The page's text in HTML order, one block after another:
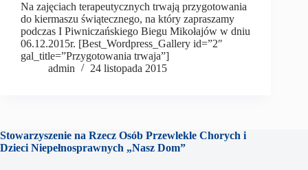
Na zajęciach terapeutycznych trwają przygotowania
do kiermaszu świątecznego, na który zapraszamy
podczas I Piwniczańskiego Biegu Mikołajów w dniu
06.12.2015r. [Best_Wordpress_Gallery id=”2″
gal_title=”Przygotowania trwaja”]
admin
24 listopada 2015
Stowarzyszenie na Rzecz Osób Przewlekle Chorych i
Dzieci Niepełnosprawnych „Nasz Dom”